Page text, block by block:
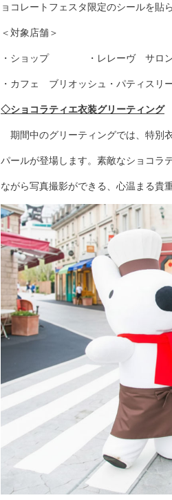
ョコレートフェスタ限定のシールを貼
＜対象店舗＞
・ショップ ・レレーヴ サ
・カフェ ブリオッシュ・パティスリ
◇ショコラティエ衣装グリーティング
期間中のグリーティングでは、特別
パールが登場します。素敵なショコラ
ながら写真撮影ができる、心温まる貴